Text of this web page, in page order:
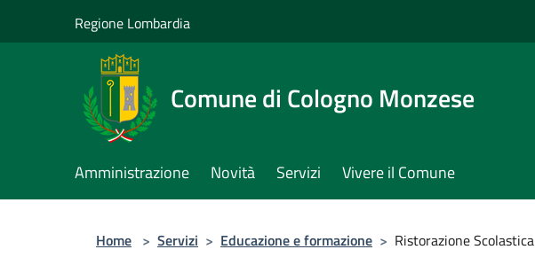
Regione Lombardia
Comune di Cologno Monzese
Amministrazione Novità Servizi Vivere il Comune
Home > Servizi > Educazione e formazione > Ristorazione Scolastica